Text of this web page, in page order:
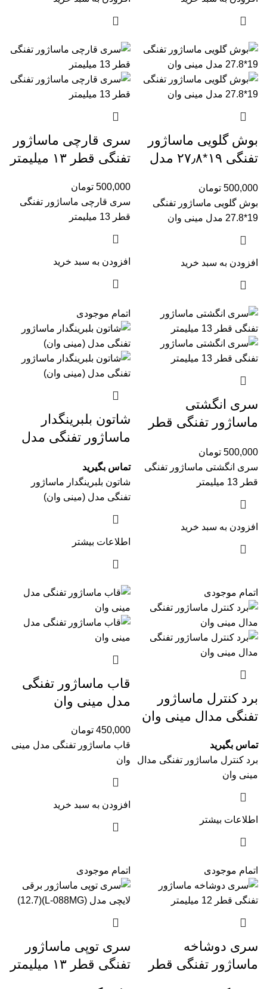
بوش گلویی ماساژور
تفنگی ۱۹*۲۷٫۸ مدل
500,000 تومان
بوش گلویی ماساژور تفنگی
19*27.8 مدل مینی وان
افزودن به سبد خرید
سری قارچی ماساژور
تفنگی قطر ۱۳ میلیمتر
500,000 تومان
سری قارچی ماساژور تفنگی
قطر 13 میلیمتر
افزودن به سبد خرید
سری انگشتی
ماساژور تفنگی قطر
500,000 تومان
سری انگشتی ماساژور تفنگی
قطر 13 میلیمتر
افزودن به سبد خرید
اتمام موجودی
شاتون بلبرینگدار
ماساژور تفنگی مدل
تماس بگیرید
شاتون بلبرینگدار ماساژور
تفنگی مدل (مینی وان)
اطلاعات بیشتر
اتمام موجودی
برد کنترل ماساژور
تفنگی مدال مینی وان
تماس بگیرید
برد کنترل ماساژور تفنگی مدال
مینی وان
اطلاعات بیشتر
قاب ماساژور تفنگی
مدل مینی وان
450,000 تومان
قاب ماساژور تفنگی مدل مینی
وان
افزودن به سبد خرید
اتمام موجودی
سری دوشاخه
ماساژور تفنگی قطر
اتمام موجودی
سری توپی ماساژور
تفنگی قطر ۱۳ میلیمتر